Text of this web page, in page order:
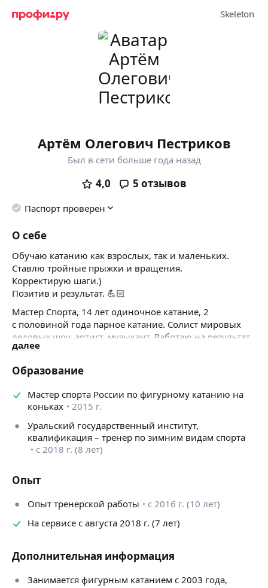
Артём Олегович Пестриков
Был в сети больше года назад
4,0 5 отзывов
Паспорт проверен
О себе
Обучаю катанию как взрослых, так и маленьких.
Ставлю тройные прыжки и вращения.
Корректирую шаги.)
Позитив и результат. 💪🏻
Мастер Спорта, 14 лет одиночное катание, 2
с половиной года парное катание. Солист мировых
ледовых шоу, артист, музыкант. Работаю на результат,
как с начинающими так и с уже опытными
с одинарных, заканчивая четверными. Начинающим
далее
Образование
Мастер спорта России по фигурному катанию на
коньках
2015 г.
Уральский государственный институт,
квалификация – тренер по зимним видам спорта
с 2018 г. (8 лет)
Опыт
Опыт тренерской работы
с 2016 г. (10 лет)
На сервисе с августа 2018 г. (7 лет)
Дополнительная информация
Занимается фигурным катанием с 2003 года,